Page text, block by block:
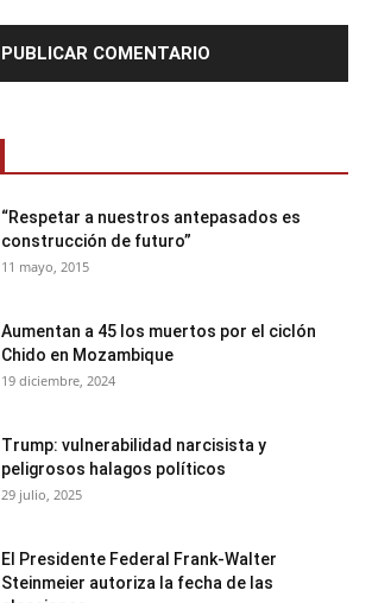
“Respetar a nuestros antepasados es
construcción de futuro”
11 mayo, 2015
Aumentan a 45 los muertos por el ciclón
Chido en Mozambique
19 diciembre, 2024
Trump: vulnerabilidad narcisista y
peligrosos halagos políticos
29 julio, 2025
El Presidente Federal Frank-Walter
Steinmeier autoriza la fecha de las